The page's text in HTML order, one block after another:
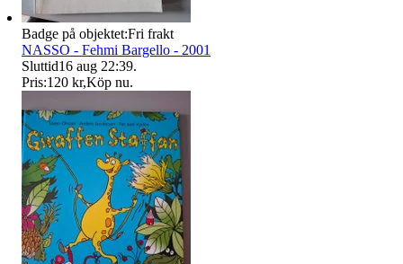
Badge på objektet:Fri frakt
NASSO - Fehmi Bargello - 2001
Sluttid16 aug 22:39.
Pris:120 kr,Köp nu.